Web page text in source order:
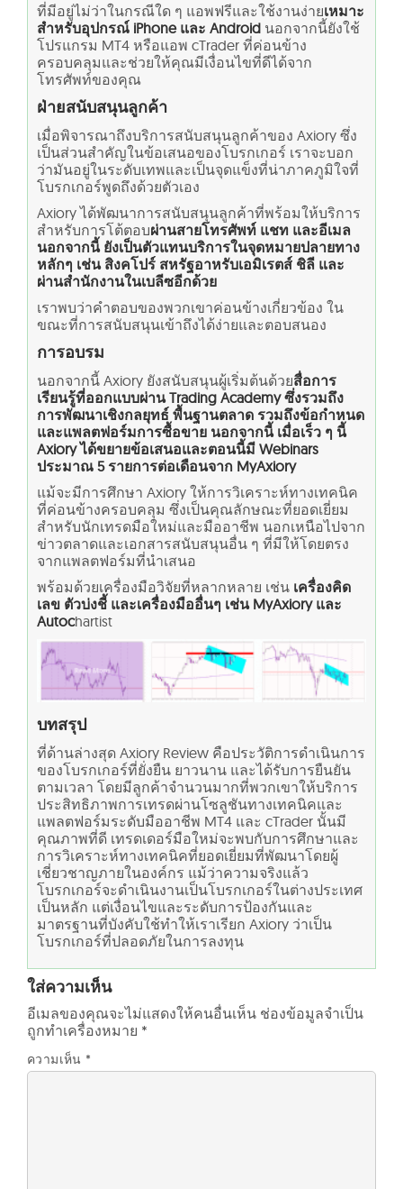
ที่มีอยู่ไม่ว่าในกรณีใด ๆ แอพฟรีและใช้งานง่ายเหมาะ
สำหรับอุปกรณ์ iPhone และ Android นอกจากนี้ยังใช้
โปรแกรม MT4 หรือแอพ cTrader ที่ค่อนข้าง
ครอบคลุมและช่วยให้คุณมีเงื่อนไขที่ดีได้จาก
โทรศัพท์ของคุณ
ฝ่ายสนับสนุนลูกค้า
เมื่อพิจารณาถึงบริการสนับสนุนลูกค้าของ Axiory ซึ่ง
เป็นส่วนสำคัญในข้อเสนอของโบรกเกอร์ เราจะบอก
ว่ามันอยู่ในระดับเทพและเป็นจุดแข็งที่น่าภาคภูมิใจที่
โบรกเกอร์พูดถึงด้วยตัวเอง
Axiory ได้พัฒนาการสนับสนุนลูกค้าที่พร้อมให้บริการ
สำหรับการโต้ตอบผ่านสายโทรศัพท์ แชท และอีเมล
นอกจากนี้ ยังเป็นตัวแทนบริการในจุดหมายปลายทาง
หลักๆ เช่น สิงคโปร์ สหรัฐอาหรับเอมิเรตส์ ชิลี และ
ผ่านสำนักงานในเบลีซอีกด้วย
เราพบว่าคำตอบของพวกเขาค่อนข้างเกี่ยวข้อง ใน
ขณะที่การสนับสนุนเข้าถึงได้ง่ายและตอบสนอง
การอบรม
นอกจากนี้ Axiory ยังสนับสนุนผู้เริ่มต้นด้วยสื่อการ
เรียนรู้ที่ออกแบบผ่าน Trading Academy ซึ่งรวมถึง
การพัฒนาเชิงกลยุทธ์ พื้นฐานตลาด รวมถึงข้อกำหนด
และแพลตฟอร์มการซื้อขาย นอกจากนี้ เมื่อเร็ว ๆ นี้
Axiory ได้ขยายข้อเสนอและตอนนี้มี Webinars
ประมาณ 5 รายการต่อเดือนจาก MyAxiory
แม้จะมีการศึกษา Axiory ให้การวิเคราะห์ทางเทคนิค
ที่ค่อนข้างครอบคลุม ซึ่งเป็นคุณลักษณะที่ยอดเยี่ยม
สำหรับนักเทรดมือใหม่และมืออาชีพ นอกเหนือไปจาก
ข่าวตลาดและเอกสารสนับสนุนอื่น ๆ ที่มีให้โดยตรง
จากแพลตฟอร์มที่นำเสนอ
พร้อมด้วยเครื่องมือวิจัยที่หลากหลาย เช่น เครื่องคิด
เลข ตัวบ่งชี้ และเครื่องมืออื่นๆ เช่น MyAxiory และ
Autochartist
บทสรุป
ที่ด้านล่างสุด Axiory Review คือประวัติการดำเนินการ
ของโบรกเกอร์ที่ยั่งยืน ยาวนาน และได้รับการยืนยัน
ตามเวลา โดยมีลูกค้าจำนวนมากที่พวกเขาให้บริการ
ประสิทธิภาพการเทรดผ่านโซลูชันทางเทคนิคและ
แพลตฟอร์มระดับมืออาชีพ MT4 และ cTrader นั้นมี
คุณภาพที่ดี เทรดเดอร์มือใหม่จะพบกับการศึกษาและ
การวิเคราะห์ทางเทคนิคที่ยอดเยี่ยมที่พัฒนาโดยผู้
เชี่ยวชาญภายในองค์กร แม้ว่าความจริงแล้ว
โบรกเกอร์จะดำเนินงานเป็นโบรกเกอร์ในต่างประเทศ
เป็นหลัก แต่เงื่อนไขและระดับการป้องกันและ
มาตรฐานที่บังคับใช้ทำให้เราเรียก Axiory ว่าเป็น
โบรกเกอร์ที่ปลอดภัยในการลงทุน
ใส่ความเห็น
อีเมลของคุณจะไม่แสดงให้คนอื่นเห็น ช่องข้อมูลจำเป็น
ถูกทำเครื่องหมาย *
ความเห็น *